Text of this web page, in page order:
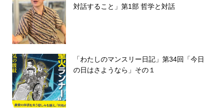
対話すること」第1部 哲学と対話
「わたしのマンスリー日記」第34回「今日
の日はさようなら」その１